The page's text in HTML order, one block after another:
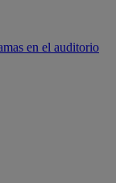
en el auditorio